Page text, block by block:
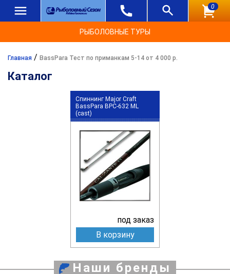
0
РЫБОЛОВНЫЕ ТУРЫ
Главная / BassPara Тест по приманкам 5-14 от 4 000 р.
Каталог
Спиннинг Major Craft
BassPara BPC-632 ML
(cast)
под заказ
В корзину
Наши бренды